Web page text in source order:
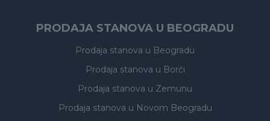
PRODAJA STANOVA U BEOGRADU
Prodaja stanova u Beogradu
Prodaja stanova u Borči
Prodaja stanova u Zemunu
Prodaja stanova u Novom Beogradu